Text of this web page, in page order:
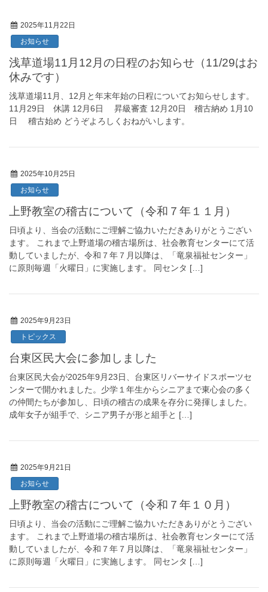
2025年11月22日
お知らせ
浅草道場11月12月の日程のお知らせ（11/29はお
休みです）
浅草道場11月、12月と年末年始の日程についてお知らせします。
11月29日 休講 12月6日 昇級審査 12月20日 稽古納め 1月10
日 稽古始め どうぞよろしくおねがいします。
2025年10月25日
お知らせ
上野教室の稽古について（令和７年１１月）
日頃より、当会の活動にご理解ご協力いただきありがとうござい
ます。 これまで上野道場の稽古場所は、社会教育センターにて活
動していましたが、令和７年７月以降は、「竜泉福祉センター」
に原則毎週「火曜日」に実施します。 同センタ […]
2025年9月23日
トピックス
台東区民大会に参加しました
台東区民大会が2025年9月23日、台東区リバーサイドスポーツセ
ンターで開かれました。少学１年生からシニアまで東心会の多く
の仲間たちが参加し、日頃の稽古の成果を存分に発揮しました。
成年女子が組手で、シニア男子が形と組手と […]
2025年9月21日
お知らせ
上野教室の稽古について（令和７年１０月）
日頃より、当会の活動にご理解ご協力いただきありがとうござい
ます。 これまで上野道場の稽古場所は、社会教育センターにて活
動していましたが、令和７年７月以降は、「竜泉福祉センター」
に原則毎週「火曜日」に実施します。 同センタ […]